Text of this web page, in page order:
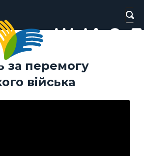
за перемогу
війська